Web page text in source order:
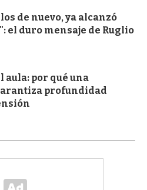
de nuevo, ya alcanzó
el duro mensaje de Ruglio
aula: por qué una
profundidad